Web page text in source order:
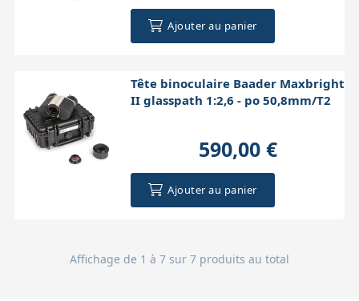
Ajouter au panier
Tête binoculaire Baader Maxbright
II glasspath 1:2,6 - po 50,8mm/T2
590,00 €
Ajouter au panier
Affichage de 1 à 7 sur 7 produits au total